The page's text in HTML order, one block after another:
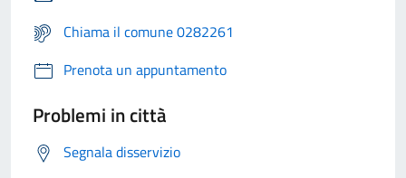
Chiama il comune 0282261
Prenota un appuntamento
Problemi in città
Segnala disservizio